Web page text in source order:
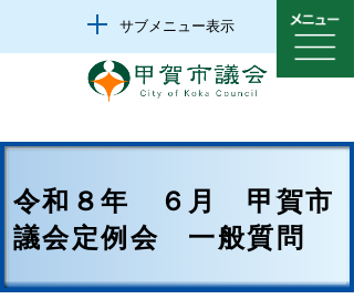
サブメニュー表示
令和８年 ６月 甲賀市
議会定例会 一般質問